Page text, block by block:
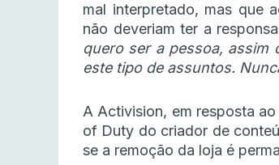
mal interpretado, mas que
não deveriam ter a
quero ser a pessoa, assim
este tipo de assuntos.
A Activision, em resposta
of Duty do criador de
se a remoção da loja é